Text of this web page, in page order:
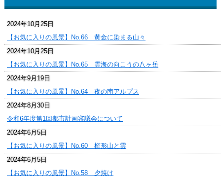
2024年10月25日
【お気に入りの風景】No.66 黄金に染まる山々
2024年10月25日
【お気に入りの風景】No.65 雲海の向こうの八ヶ岳
2024年9月19日
【お気に入りの風景】No.64 夜の南アルプス
2024年8月30日
令和6年度第1回都市計画審議会について
2024年6月5日
【お気に入りの風景】No.60 櫛形山と雲
2024年6月5日
【お気に入りの風景】No.58 夕焼け